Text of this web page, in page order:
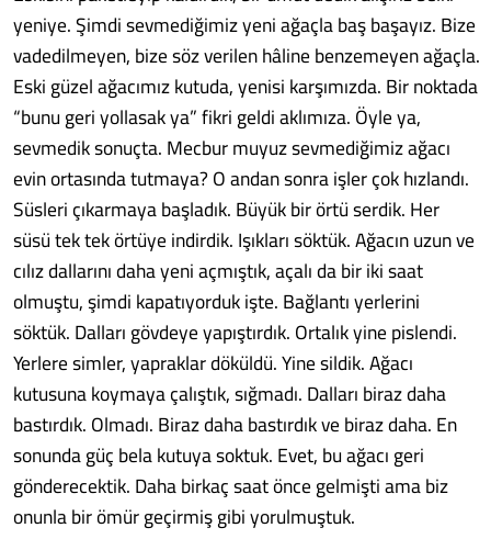
yeniye. Şimdi sevmediğimiz yeni ağaçla baş başayız. Bize
vadedilmeyen, bize söz verilen hâline benzemeyen ağaçla.
Eski güzel ağacımız kutuda, yenisi karşımızda. Bir noktada
“bunu geri yollasak ya” fikri geldi aklımıza. Öyle ya,
sevmedik sonuçta. Mecbur muyuz sevmediğimiz ağacı
evin ortasında tutmaya? O andan sonra işler çok hızlandı.
Süsleri çıkarmaya başladık. Büyük bir örtü serdik. Her
süsü tek tek örtüye indirdik. Işıkları söktük. Ağacın uzun ve
cılız dallarını daha yeni açmıştık, açalı da bir iki saat
olmuştu, şimdi kapatıyorduk işte. Bağlantı yerlerini
söktük. Dalları gövdeye yapıştırdık. Ortalık yine pislendi.
Yerlere simler, yapraklar döküldü. Yine sildik. Ağacı
kutusuna koymaya çalıştık, sığmadı. Dalları biraz daha
bastırdık. Olmadı. Biraz daha bastırdık ve biraz daha. En
sonunda güç bela kutuya soktuk. Evet, bu ağacı geri
gönderecektik. Daha birkaç saat önce gelmişti ama biz
onunla bir ömür geçirmiş gibi yorulmuştuk.